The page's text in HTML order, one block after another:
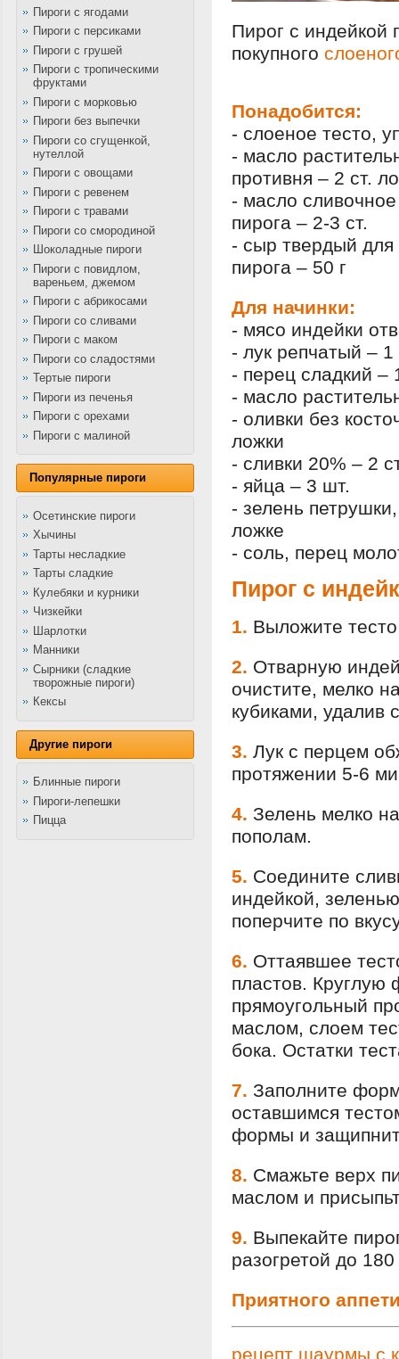
Пироги с ягодами
Пироги с персиками
Пироги с грушей
Пироги с тропическими
фруктами
Пироги с морковью
Пироги без выпечки
Пироги со сгущенкой,
нутеллой
Пироги с овощами
Пироги с ревенем
Пироги с травами
Пироги со смородиной
Шоколадные пироги
Пироги с повидлом,
вареньем, джемом
Пироги с абрикосами
Пироги со сливами
Пироги с маком
Пироги со сладостями
Тертые пироги
Пироги из печенья
Пироги с орехами
Пироги с малиной
Популярные пироги
Осетинские пироги
Хычины
Тарты несладкие
Тарты сладкие
Кулебяки и курники
Чизкейки
Шарлотки
Манники
Сырники (сладкие
творожные пироги)
Кексы
Другие пироги
Блинные пироги
Пироги-лепешки
Пицца
Пирог с индейкой
покупного
Понадобится:
- слоеное тесто,
- масло
противня – 2 ст.
- масло
пирога – 2-3 ст.
- сыр твердый для
пирога – 50 г
Для начинки:
- мясо индейки
- лук репчатый –
- перец сладкий –
- масло
- оливки без
ложки
- сливки 20% – 2
- яйца – 3 шт.
- зелень
ложке
- соль, перец
Пирог с
1. Выложите
2. Отварную
очистите, мелко
кубиками, удалив
3. Лук с перцем
протяжении 5-6
4. Зелень мелко
пополам.
5. Соедините
индейкой,
поперчите по
6. Оттаявшее
пластов. Круглую
прямоугольный
маслом, слоем
бока. Остатки
7. Заполните
оставшимся
формы и
8. Смажьте верх
маслом и
9. Выпекайте
разогретой до
Приятного
рецепт шаурмы с